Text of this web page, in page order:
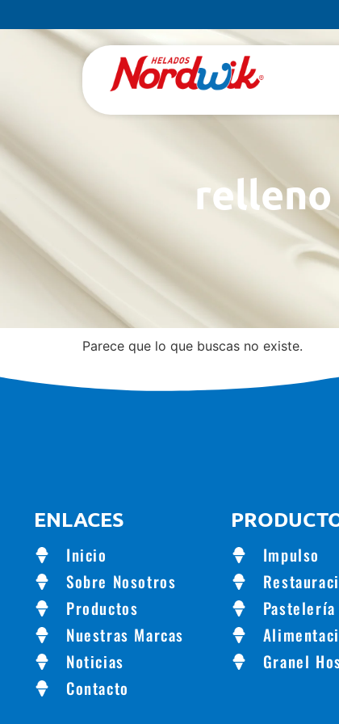
relleno
Parece que lo que buscas no existe.
ENLACES
Inicio
Sobre Nosotros
Productos
Nuestras Marcas
Noticias
Contacto
Impulso
Pastelería
Granel